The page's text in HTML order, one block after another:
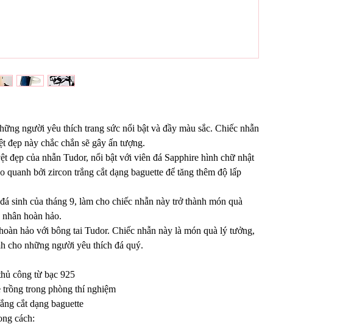
người yêu thích trang sức nổi bật và đầy màu sắc. Chiếc nhẫn
đẹp này chắc chắn sẽ gây ấn tượng.
đẹp của nhẫn Tudor, nổi bật với viên đá Sapphire hình chữ nhật
quanh bởi zircon trắng cắt dạng baguette để tăng thêm độ lấp
sinh của tháng 9, làm cho chiếc nhẫn này trở thành món quà
hoàn hảo.
hảo với bông tai Tudor. Chiếc nhẫn này là món quà lý tưởng,
cho những người yêu thích đá quý.
công từ bạc 925
trồng trong phòng thí nghiệm
cắt dạng baguette
cách: